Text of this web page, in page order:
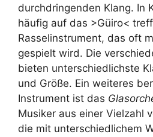
durchdringenden Klang. In
häufig auf das >Güiro<
Rasselinstrument, das oft
gespielt wird. Die
bieten unterschiedlichste
und Größe. Ein weiteres
Instrument ist das
Musiker aus einer Vielzahl
die mit unterschiedlichem